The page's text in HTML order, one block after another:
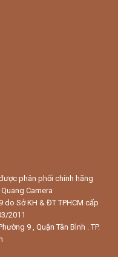
phân phối chính hãng
Camera
do Sở KH & ĐT TPHCM cấp
2011
9 , Quận Tân Bình . TP.